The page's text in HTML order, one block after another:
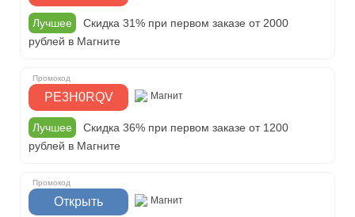
Лучшее
Скидка 31% при первом заказе от 2000
рублей в Магните
PE3H0RQV Магнит
Лучшее
Скидка 36% при первом заказе от 1200
рублей в Магните
Открыть Магнит